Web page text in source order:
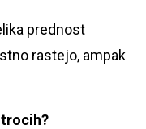
prednost
rastejo, ampak